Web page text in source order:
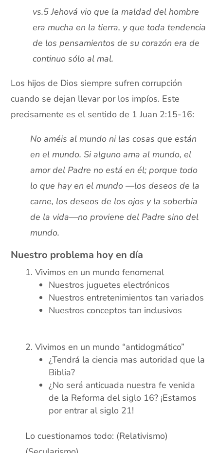
vs.5 Jehová vio que la maldad del hombre
era mucha en la tierra, y que toda tendencia
de los pensamientos de su corazón era de
continuo sólo al mal.
Los hijos de Dios siempre sufren corrupción
cuando se dejan llevar por los impíos. Este
precisamente es el sentido de 1 Juan 2:15-16:
No améis al mundo ni las cosas que están
en el mundo. Si alguno ama al mundo, el
amor del Padre no está en él; porque todo
lo que hay en el mundo —los deseos de la
carne, los deseos de los ojos y la soberbia
de la vida—no proviene del Padre sino del
mundo.
Nuestro problema hoy en día
Vivimos en un mundo fenomenal
Nuestros juguetes electrónicos
Nuestros entretenimientos tan variados
Nuestros conceptos tan inclusivos
Vivimos en un mundo “antidogmático”
¿Tendrá la ciencia mas autoridad que la
Biblia?
¿No será anticuada nuestra fe venida
de la Reforma del siglo 16? ¡Estamos
por entrar al siglo 21!
Lo cuestionamos todo: (Relativismo)